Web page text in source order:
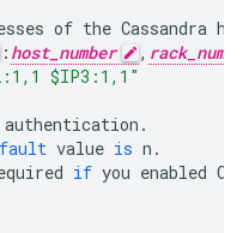
of the Cassandra
: host_number ,
$IP3:1,1"
authentication .
value is n .
if you enabled